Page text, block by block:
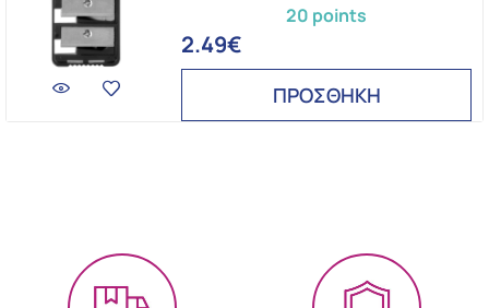
20 points
2.49€
ΠΡΟΣΘΗΚΗ